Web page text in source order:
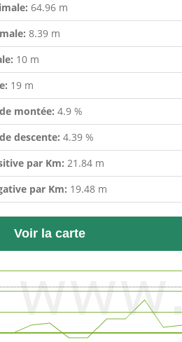
64.96 m
8.39 m
10 m
19 m
montée: 4.9 %
descente: 4.39 %
par Km: 21.84 m
par Km: 19.48 m
Voir la carte